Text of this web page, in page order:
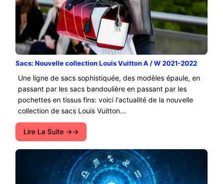
Sacs: Nouvelle collection Louis Vuitton A / W 2021-2022
Une ligne de sacs sophistiquée, des modèles épaule, en
passant par les sacs bandoulière en passant par les
pochettes en tissus fins: voici l'actualité de la nouvelle
collection de sacs Louis Vuitton...
Lire La Suite →